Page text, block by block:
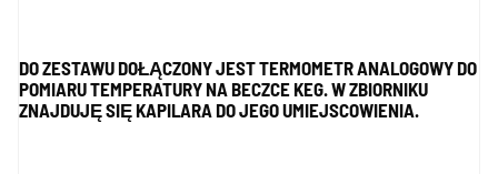
DO ZESTAWU DOŁĄCZONY JEST TERMOMETR ANALOGOWY DO
POMIARU TEMPERATURY NA BECZCE KEG. W ZBIORNIKU
ZNAJDUJĘ SIĘ KAPILARA DO JEGO UMIEJSCOWIENIA.